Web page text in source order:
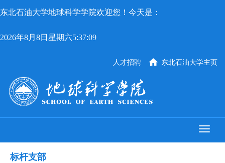
东北石油大学地球科学学院欢迎您！今天是：
2026年8月8日星期六5:37:09
东北石油大学主页
人才招聘
标杆支部